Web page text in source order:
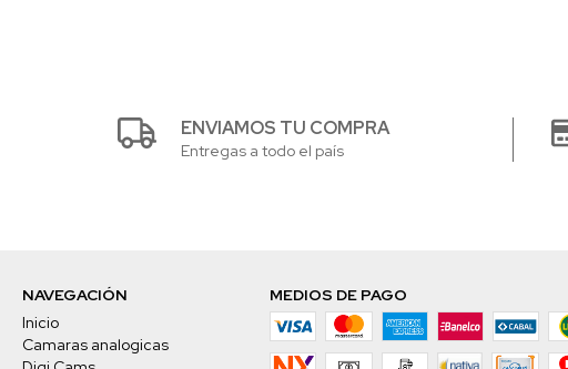
ENVIAMOS TU COMPRA
Entregas a todo el país
NAVEGACIÓN
Inicio
Camaras analogicas
MEDIOS DE PAGO